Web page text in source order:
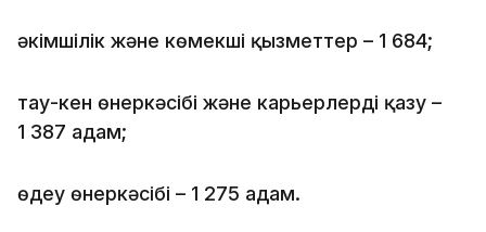
әкімшілік және көмекші қызметтер – 1 684;
тау-кен өнеркәсібі және карьерлерді қазу –
1 387 адам;
өңдеу өнеркәсібі – 1 275 адам.